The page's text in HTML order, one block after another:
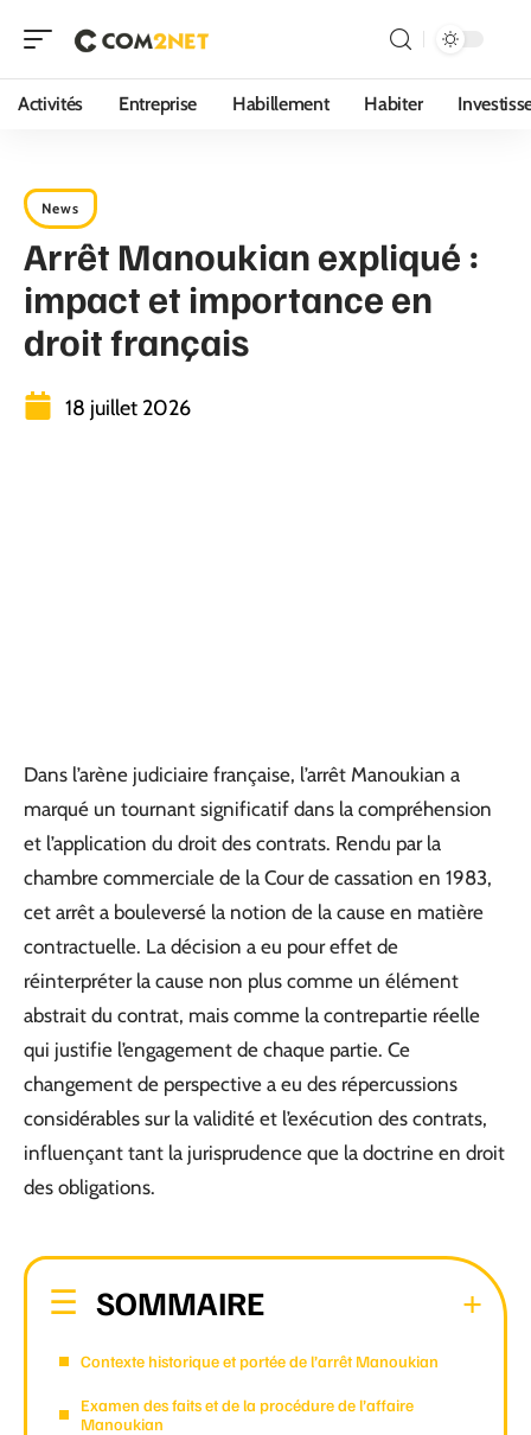
Activités Entreprise Habillement Habiter
News
Arrêt Manoukian expliqué :
impact et importance en
droit français
18 juillet 2026
Dans l’arène judiciaire française, l’arrêt Manoukian a
marqué un tournant significatif dans la compréhension
et l’application du droit des contrats. Rendu par la
chambre commerciale de la Cour de cassation en 1983,
cet arrêt a bouleversé la notion de la cause en matière
contractuelle. La décision a eu pour effet de
réinterpréter la cause non plus comme un élément
abstrait du contrat, mais comme la contrepartie réelle
qui justifie l’engagement de chaque partie. Ce
changement de perspective a eu des répercussions
considérables sur la validité et l’exécution des contrats,
influençant tant la jurisprudence que la doctrine en droit
des obligations.
SOMMAIRE
Contexte historique et portée de l’arrêt Manoukian
Examen des faits et de la procédure de l’affaire
Manoukian